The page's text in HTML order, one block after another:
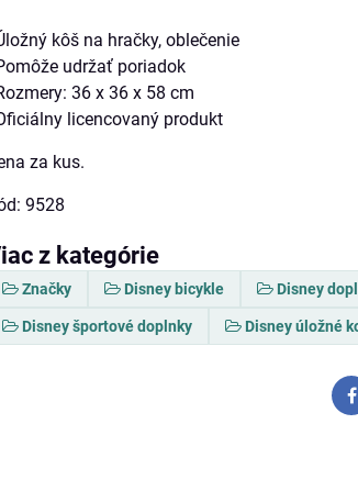
kôš na hračky, oblečenie
udržať poriadok
36 x 36 x 58 cm
licencovaný produkt
za kus.
9528
z kategórie
Značky Disney bicykle Disney
Disney športové doplnky Disney úložné